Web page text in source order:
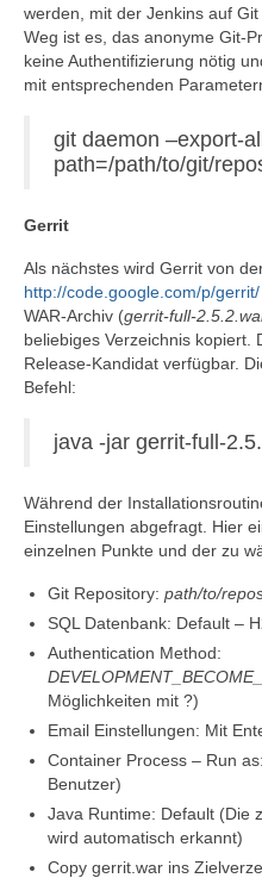
werden, mit der Jenkins auf
Weg ist es, das anonyme Git-
keine Authentifizierung nötig
mit entsprechenden
git daemon –export-
path=/path/to/git/
Gerrit
Als nächstes wird Gerrit von
http://code.google.com/p/gerrit/
WAR-Archiv (gerrit-full-
beliebiges Verzeichnis kopiert.
Release-Kandidat verfügbar.
Befehl:
java -jar gerrit-full-
Während der
Einstellungen abgefragt. Hier
einzelnen Punkte und der zu
Git Repository: path/to/
SQL Datenbank: Default –
Authentication Method:
Möglichkeiten mit ?)
Email Einstellungen: Mit
Container Process – Run
Benutzer)
Java Runtime: Default (Die
wird automatisch erkannt)
Copy gerrit.war ins